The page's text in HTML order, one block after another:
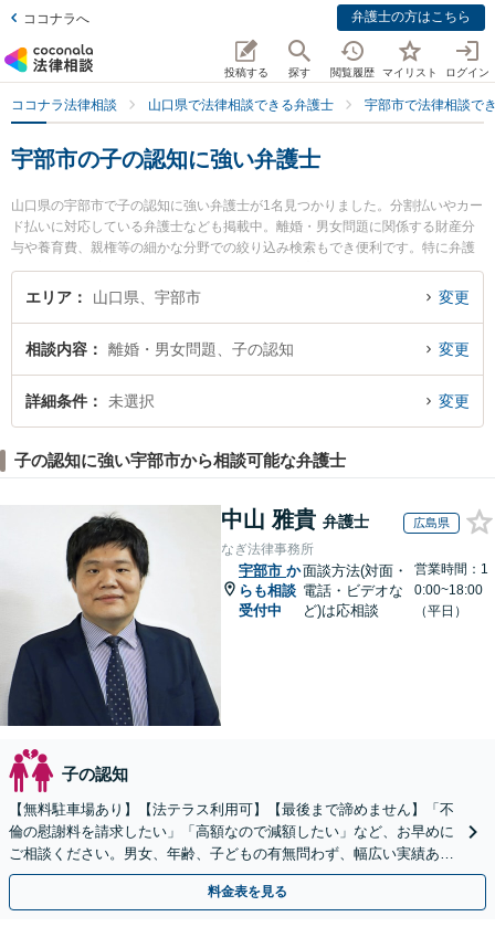
ココナラへ 弁護士の方はこちら
投稿する 探す 閲覧履歴 マイリスト ログイン
ココナラ法律相談 山口県で法律相談できる弁護士 宇部市で法律相談で
宇部市の子の認知に強い弁護士
山口県の宇部市で子の認知に強い弁護士が1名見つかりました。分割払いやカー
ド払いに対応している弁護士なども掲載中。離婚・男女問題に関係する財産分
与や養育費、親権等の細かな分野での絞り込み検索もでき便利です。特に弁護
士法人ＯＮＥ 宇部オフィスの弘藤 智基弁護士のプロフィール情報や弁護士費
用、強みなどが注目されています。『宇部市で土日や夜間に発生した子の認知
る宇部市内の弁護士に相談予約したい』などでお困りの相談者さんにおすすめ
です。
エリア 山口県、宇部市 変更
相談内容 離婚・男女問題、子の認知 変更
詳細条件 未選択 変更
子の認知に強い宇部市から相談可能な弁護士
中山 雅貴 弁護士 広島県
なぎ法律事務所
宇部市 か
らも相談
受付中
面談方法(対面・
電話・ビデオな
ど)は応相談
営業時間：1
0:00~18:00
（平日）
子の認知
【無料駐車場あり】【法テラス利用可】【最後まで諦めません】「不
倫の慰謝料を請求したい」「高額なので減額したい」など、お早めに
ご相談ください。男女、年齢、子どもの有無問わず、幅広い実績あ
り。当日相談も可能な限り対応【子連れ相談可】【秘密厳守】
料金表を見る